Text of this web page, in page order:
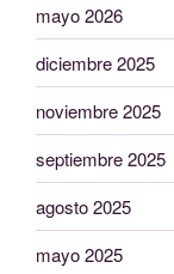
mayo 2026
diciembre 2025
noviembre 2025
septiembre 2025
agosto 2025
mayo 2025